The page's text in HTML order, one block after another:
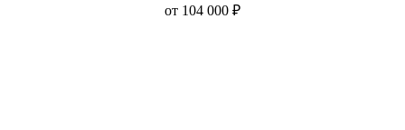
от 104 000 ₽